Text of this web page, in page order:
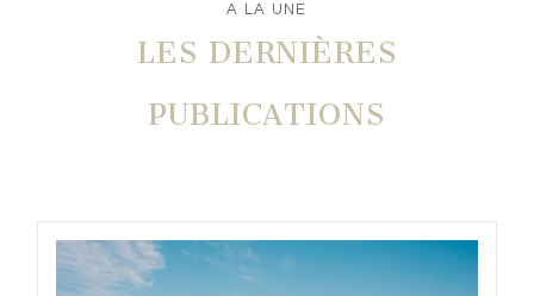
A LA UNE
LES DERNIÈRES
PUBLICATIONS